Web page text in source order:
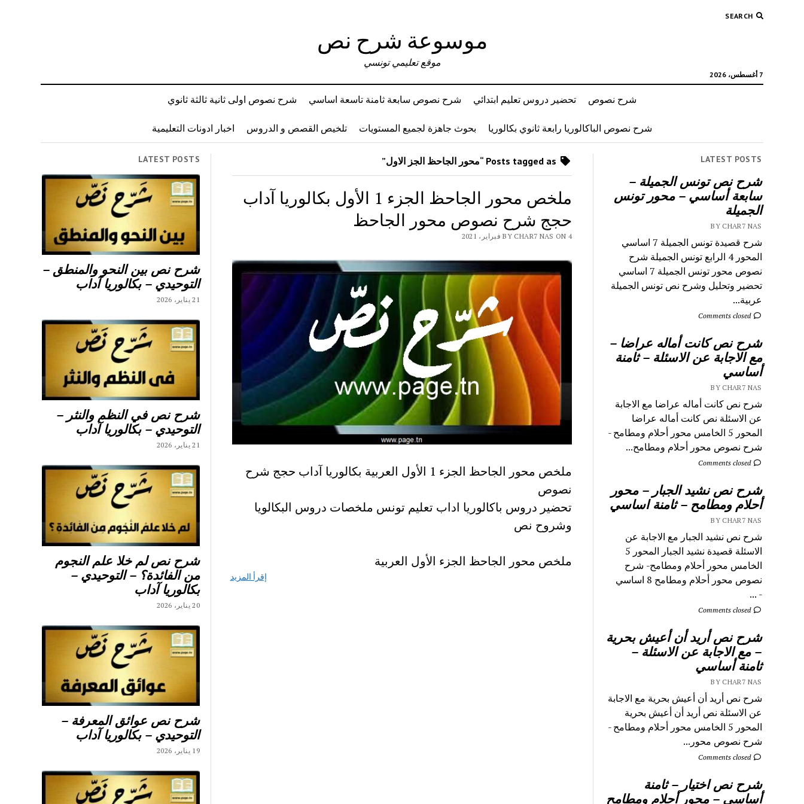
SEARCH
موسوعة شرح نص
7 أغسطس، 2026
موقع تعليمي تونسي
شرح نصوص تحضير دروس تعليم ابتدائي شرح نصوص سابعة ثامنة تاسعة اساسي شرح نصوص اولى ثانية ثالثة ثانوي
شرح نصوص الباكالوريا رابعة ثانوي بكالوريا بحوث جاهزة لجميع المستويات تلخيص القصص و الدروس اخبار ادونات التعليمية
LATEST POSTS
شرح نص تونس الجميلة –
سابعة أساسي – محور تونس
الجميلة
BY CHAR7 NAS
شرح قصيدة تونس الجميلة 7 اساسي
المحور 4 الرابع تونس الجميلة شرح
نصوص محور تونس الجميلة 7 اساسي
تحضير وتحليل وشرح نص تونس الجميلة
عربية...
Comments closed
شرح نص كانت أماله عراضا –
مع الاجابة عن الاسئلة – ثامنة
أساسي
BY CHAR7 NAS
شرح نص كانت أماله عراضا مع الاجابة
عن الاسئلة نص كانت أماله عراضا
المحور 5 الخامس محور أحلام ومطامح -
شرح نصوص محور أحلام ومطامح...
Comments closed
شرح نص نشيد الجبار – محور
أحلام ومطامح – ثامنة اساسي
BY CHAR7 NAS
شرح نص نشيد الجبار مع الاجابة عن
الاسئلة قصيدة نشيد الجبار المحور 5
الخامس محور أحلام ومطامح- شرح
نصوص محور أحلام ومطامح 8 اساسي
- ...
Comments closed
شرح نص أريد أن أعيش بحرية
– مع الاجابة عن الاسئلة –
ثامنة أساسي
BY CHAR7 NAS
شرح نص أريد أن أعيش بحرية مع الاجابة
عن الاسئلة نص أريد أن أعيش بحرية
المحور 5 الخامس محور أحلام ومطامح -
شرح نصوص محور...
Comments closed
شرح نص اختيار – ثامنة
أساسي – محور أحلام ومطامح
ملخص محور الجاحظ الجزء 1 الأول بكالوريا آداب
حجج شرح نصوص محور الجاحظ
BY CHAR7 NAS ON 4 فبراير، 2021
ملخص محور الجاحظ الجزء 1 الأول العربية بكالوريا آداب حجج شرح
نصوص
تحضير دروس باكالوريا اداب تعليم تونس ملخصات دروس البكالويا
وشروح نص
ملخص محور الجاحظ الجزء الأول العربية
إقرأ المزيد
LATEST POSTS
شرح نص بين النحو والمنطق –
التوحيدي – بكالوريا آداب
21 يناير، 2026
شرح نص في النظم والنثر –
التوحيدي – بكالوريا آداب
21 يناير، 2026
شرح نص لم خلا علم النجوم
من الفائدة؟ – التوحيدي –
بكالوريا آداب
20 يناير، 2026
شرح نص عوائق المعرفة –
التوحيدي – بكالوريا آداب
19 يناير، 2026